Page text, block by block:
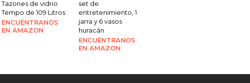
Tazones de vidrio
Tempo de 109 Litros
ENCUÉNTRANOS
EN AMAZON
set de
entretenimiento, 1
jarra y 6 vasos
huracán
ENCUÉNTRANOS
EN AMAZON